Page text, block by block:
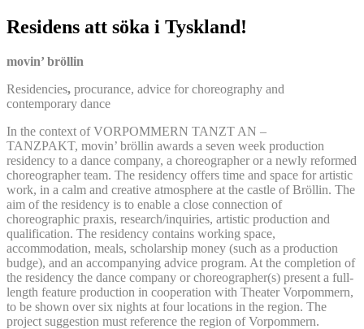
Residens att söka i Tyskland!
movin’ bröllin
Residencies, procurance, advice for choreography and
contemporary dance
In the context of VORPOMMERN TANZT AN –
TANZPAKT, movin’ bröllin awards a seven week production
residency to a dance company, a choreographer or a newly reformed
choreographer team. The residency offers time and space for artistic
work, in a calm and creative atmosphere at the castle of Bröllin. The
aim of the residency is to enable a close connection of
choreographic praxis, research/inquiries, artistic production and
qualification. The residency contains working space,
accommodation, meals, scholarship money (such as a production
budge), and an accompanying advice program. At the completion of
the residency the dance company or choreographer(s) present a full-
length feature production in cooperation with Theater Vorpommern,
to be shown over six nights at four locations in the region. The
project suggestion must reference the region of Vorpommern.